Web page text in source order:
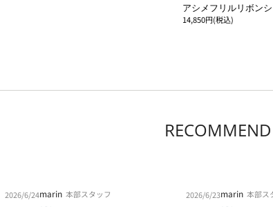
アシメフリルリボン
14,850円(税込)
RECOMMEND
2026/6/24marin 本部スタッフ 2026/6/23marin 本部ス